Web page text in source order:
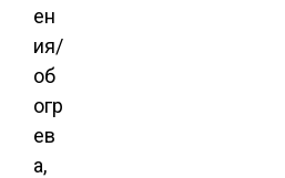
ен
ия/
об
огр
ев
а,